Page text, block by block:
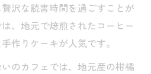
沢な読書時間を過ごすことが
、地元で焙煎されたコーヒー
作りケーキが人気です。
のカフェでは、地元産の柑橘